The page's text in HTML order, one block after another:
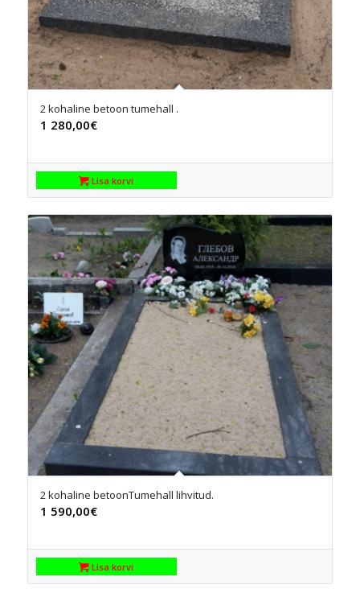
2 kohaline betoon tumehall .
1 280,00€
Lisa korvi
2 kohaline betoonTumehall lihvitud.
1 590,00€
Lisa korvi